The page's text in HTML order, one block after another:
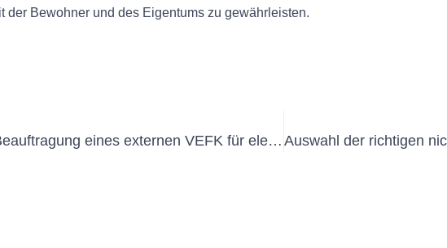
der Bewohner und des Eigentums zu gewährleisten.
Die Bedeutung der Beauftragung eines externen VEFK für elektrische Sicherheit